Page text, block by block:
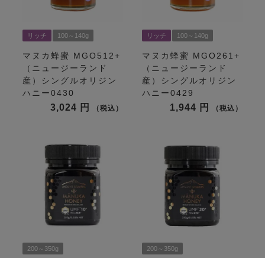
リッチ 100～140g
マヌカ蜂蜜 MGO512+
（ニュージーランド
産）シングルオリジン
ハニー0430
3,024 税込
リッチ 100～140g
マヌカ蜂蜜 MGO261+
（ニュージーランド
産）シングルオリジン
ハニー0429
1,944 税込
200～350g 200～350g